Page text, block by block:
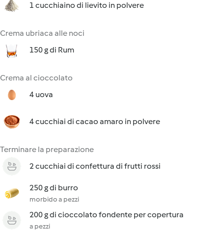
1 cucchiaino di lievito in polvere
Crema ubriaca alle noci
150 g di Rum
Crema al cioccolato
4 uova
4 cucchiai di cacao amaro in polvere
Terminare la preparazione
2 cucchiai di confettura di frutti rossi
250 g di burro
morbido a pezzi
200 g di cioccolato fondente per copertura
a pezzi